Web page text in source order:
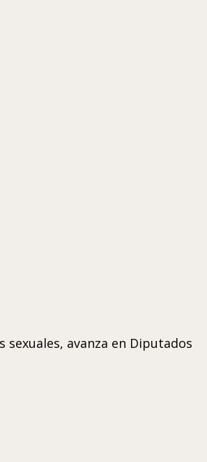
avanza en Diputados